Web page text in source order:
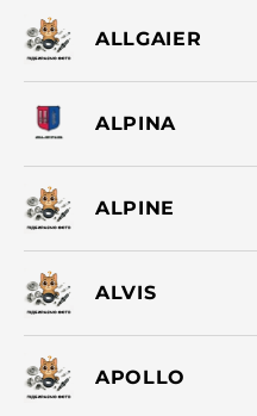
ALLGAIER
ALPINA
ALPINE
ALVIS
APOLLO